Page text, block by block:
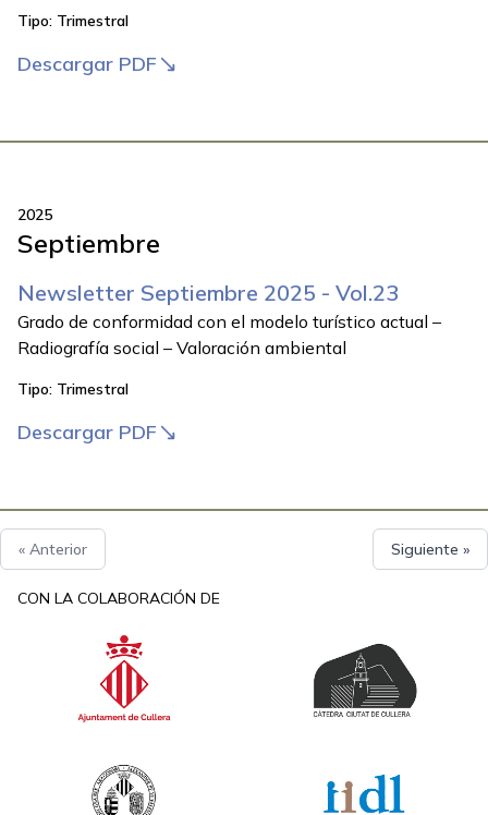
Tipo: Trimestral
Descargar PDF
2025
Septiembre
Newsletter Septiembre 2025 - Vol.23
Grado de conformidad con el modelo turístico actual –
Radiografía social – Valoración ambiental
Tipo: Trimestral
Descargar PDF
« Anterior Siguiente »
CON LA COLABORACIÓN DE